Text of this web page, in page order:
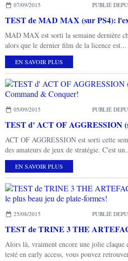
07/09/2015 PUBLIÉ
MAD MAX est sorti la semaine dernière
alors que le dernier film de la licence est...
EN SAVOIR PLUS
05/09/2015 PUBLIÉ
ACT OF AGGRESSION est sorti cette
des amateurs de jeux de stratégie. C'est
EN SAVOIR PLUS
25/08/2015 PUBLIÉ
Alors là, vraiment encore une jolie
testé en early access, vous pouvez